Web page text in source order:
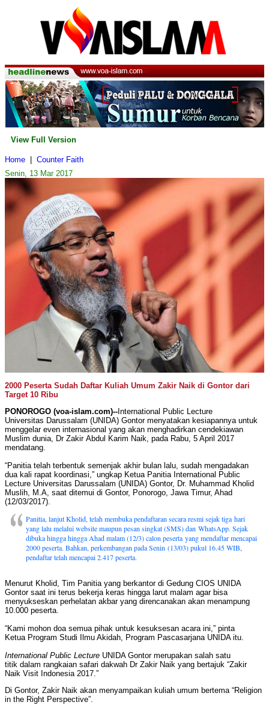
View Full Version
Home
Counter Faith
Senin, 13 Mar 2017
2000 Peserta Sudah Daftar Kuliah Umum Zakir Naik di Gontor dari
Target 10 Ribu
PONOROGO (voa-islam.com)-- International Public Lecture
Universitas Darussalam (UNIDA) Gontor menyatakan kesiapannya untuk
menggelar even internasional yang akan menghadirkan cendekiawan
Muslim dunia, Dr Zakir Abdul Karim Naik, pada Rabu, 5 April 2017
mendatang.
“Panitia telah terbentuk semenjak akhir bulan lalu, sudah mengadakan
dua kali rapat koordinasi,” ungkap Ketua Panitia International Public
Lecture Universitas Darussalam (UNIDA) Gontor, Dr. Muhammad Kholid
Muslih, M.A, saat ditemui di Gontor, Ponorogo, Jawa Timur, Ahad
(12/03/2017).
Panitia, lanjut Kholid, telah membuka pendaftaran secara resmi sejak tiga hari
yang lalu melalui website maupun pesan singkat (SMS) dan WhatsApp. Sejak
dibuka hingga hingga Ahad malam (12/3) calon peserta yang mendaftar mencapai
2000 peserta. Bahkan, perkembangan pada Senin (13/03) pukul 16.45 WIB,
pendaftar telah mencapai 2.417 peserta.
Menurut Kholid, Tim Panitia yang berkantor di Gedung CIOS UNIDA
Gontor saat ini terus bekerja keras hingga larut malam agar bisa
menyukseskan perhelatan akbar yang direncanakan akan menampung
10.000 peserta.
“Kami mohon doa semua pihak untuk kesuksesan acara ini,” pinta
Ketua Program Studi Ilmu Akidah, Program Pascasarjana UNIDA itu.
International Public Lecture UNIDA Gontor merupakan salah satu
titik dalam rangkaian safari dakwah Dr Zakir Naik yang bertajuk “Zakir
Naik Visit Indonesia 2017.”
Di Gontor, Zakir Naik akan menyampaikan kuliah umum bertema “Religion
in the Right Perspective”.